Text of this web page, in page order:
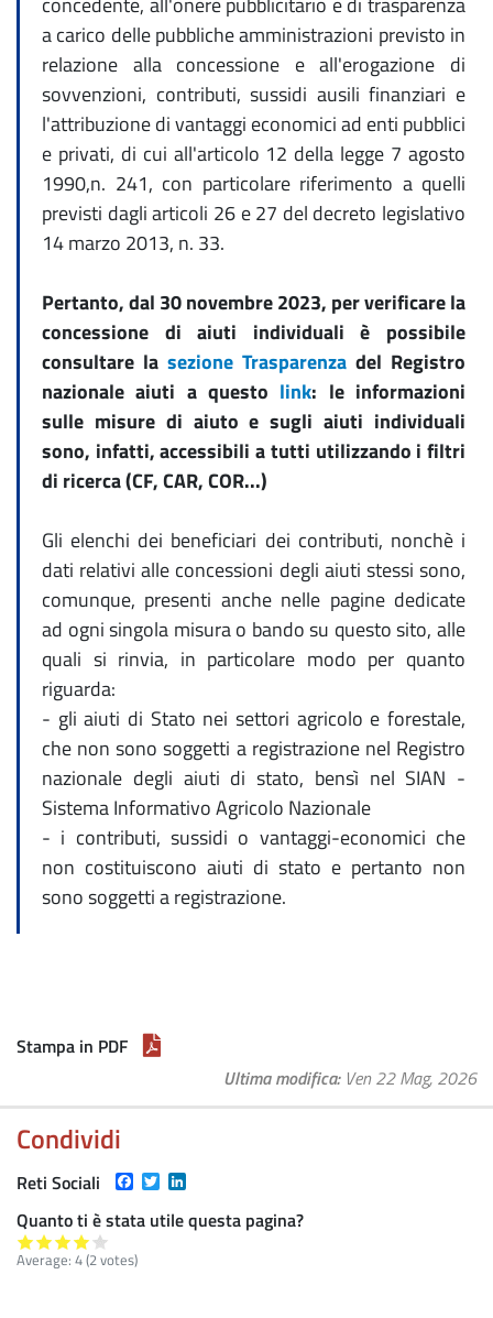
a carico delle pubbliche amministrazioni previsto in
relazione alla concessione e all'erogazione di
sovvenzioni, contributi, sussidi ausili finanziari e
l'attribuzione di vantaggi economici ad enti pubblici
e privati, di cui all'articolo 12 della legge 7 agosto
1990,n. 241, con particolare riferimento a quelli
previsti dagli articoli 26 e 27 del decreto legislativo
14 marzo 2013, n. 33.
Pertanto, dal 30 novembre 2023, per verificare la
concessione di aiuti individuali è possibile
consultare la sezione Trasparenza del Registro
nazionale aiuti a questo link: le informazioni
sulle misure di aiuto e sugli aiuti individuali
sono, infatti, accessibili a tutti utilizzando i filtri
di ricerca (CF, CAR, COR...)
Gli elenchi dei beneficiari dei contributi, nonchè i
dati relativi alle concessioni degli aiuti stessi sono,
comunque, presenti anche nelle pagine dedicate
ad ogni singola misura o bando su questo sito, alle
quali si rinvia, in particolare modo per quanto
riguarda:
- gli aiuti di Stato nei settori agricolo e forestale,
che non sono soggetti a registrazione nel Registro
nazionale degli aiuti di stato, bensì nel SIAN -
Sistema Informativo Agricolo Nazionale
- i contributi, sussidi o vantaggi-economici che
non costituiscono aiuti di stato e pertanto non
sono soggetti a registrazione.
Stampa in PDF
Ultima modifica Ven 22 Mag, 2026
Condividi
Reti Sociali Facebook
Twitter
Quanto ti è stata utile questa pagina?
Average: 4(2votes)